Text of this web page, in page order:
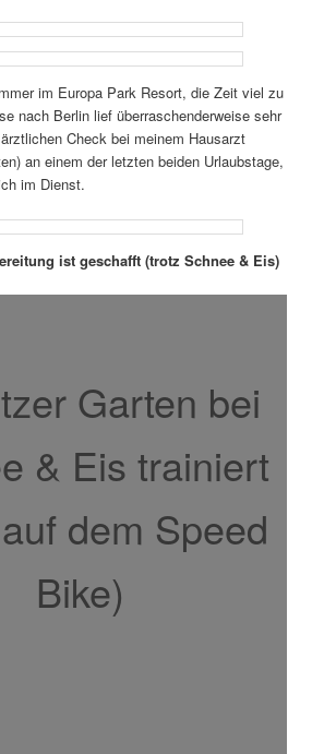
im Europa Park Resort, die Zeit viel zu
nach Berlin lief überraschenderweise sehr
Check bei meinem Hausarzt
an einem der letzten beiden Urlaubstage,
im Dienst.
ist geschafft (trotz Schnee & Eis)
Garten bei
& Eis trainiert
dem Speed
Bike)